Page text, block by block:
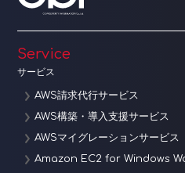
Service
サービス
AWS請求代行サービス
AWS構築・導入支援サービス
AWSマイグレーションサービス
Amazon EC2 for Windows